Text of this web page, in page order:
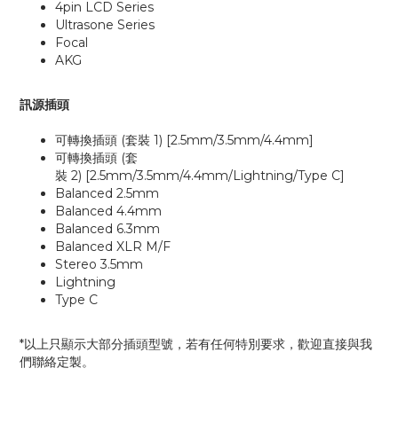
4pin LCD Series
Ultrasone Series
Focal
AKG
訊源插頭
可轉換插頭 (套裝 1) [2.5mm/3.5mm/4.4mm]
可轉換插頭 (套
裝 2) [2.5mm/3.5mm/4.4mm/Lightning/Type C]
Balanced 2.5mm
Balanced 4.4mm
Balanced 6.3mm
Balanced XLR M/F
Stereo 3.5mm
Lightning
Type C
*以上只顯示大部分插頭型號， 若有任何特別要求，歡迎直接與我
們聯絡定製。